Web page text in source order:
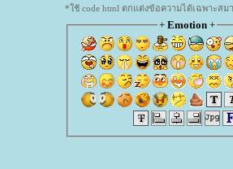
*ใช้ code html ตกแต่งข้อความได้เฉพาะสม
+ Emotion+